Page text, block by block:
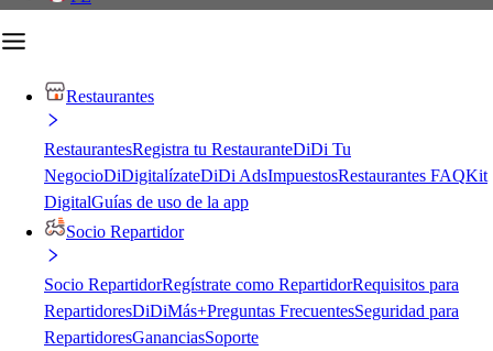
Restaurantes
RestaurantesRegistra tu RestauranteDiDi Tu
NegocioDiDigitalízateDiDi AdsImpuestosRestaurantes FAQKit
DigitalGuías de uso de la app
Socio Repartidor
Socio RepartidorRegístrate como RepartidorRequisitos para
RepartidoresDiDiMás+Preguntas FrecuentesSeguridad para
RepartidoresGananciasSoporte